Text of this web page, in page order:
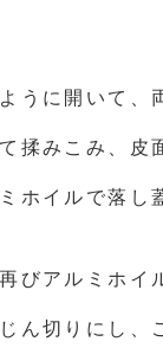
うに開いて、
揉みこみ、皮
ホイルで落
びアルミホイ
ん切りにし、